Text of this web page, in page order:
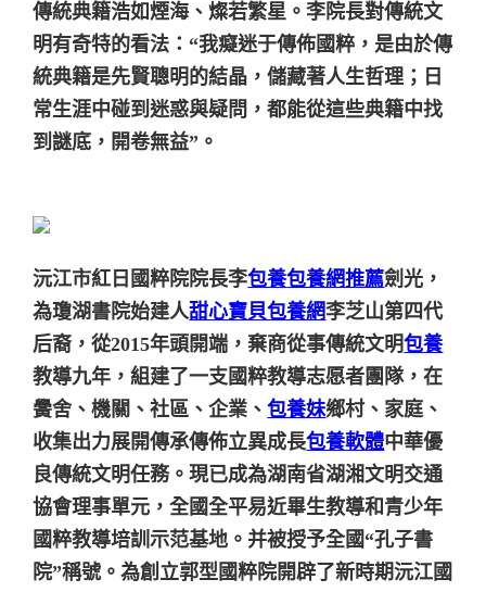
傳統典籍浩如煙海、燦若繁星。李院長對傳統文
明有奇特的看法：“我癡迷于傳佈國粹，是由於傳
統典籍是先賢聰明的結晶，儲藏著人生哲理；日
常生涯中碰到迷惑與疑問，都能從這些典籍中找
到謎底，開卷無益”。
沅江市紅日國粹院院長李包養包養網推薦劍光，
為瓊湖書院始建人甜心寶貝包養網李芝山第四代
后裔，從2015年頭開端，棄商從事傳統文明包養
教導九年，組建了一支國粹教導志愿者團隊，在
黌舍、機關、社區、企業、包養妹鄉村、家庭、
收集出力展開傳承傳佈立異成長包養軟體中華優
良傳統文明任務。現已成為湖南省湖湘文明交通
協會理事單元，全國全平易近畢生教導和青少年
國粹教導培訓示范基地。并被授予全國“孔子書
院”稱號。為創立郭型國粹院開辟了新時期沅江國